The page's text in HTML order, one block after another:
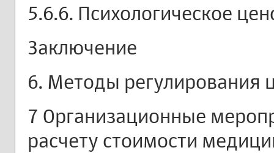
5.6.6. Психологическое
Заключение
6. Методы регулирования
7 Организационные
расчету стоимости